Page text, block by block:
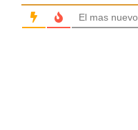
El mas nuevo